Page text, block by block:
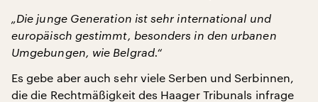
„Die junge Generation ist sehr international und
europäisch gestimmt, besonders in den urbanen
Umgebungen, wie Belgrad.“
Es gebe aber auch sehr viele Serben und Serbinnen,
die die Rechtmäßigkeit des Haager Tribunals infrage